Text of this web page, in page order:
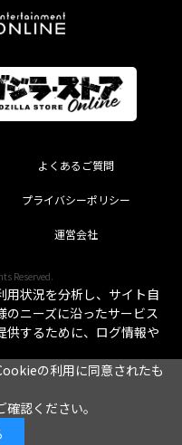
よくあるご質問
プライバシーポリシー
運営会社
Reserved.
用状況を分析し、サイト自
ニーズに沿ったサービス
供するために、ログ情報や
の利用に同意されたも
確認ください。